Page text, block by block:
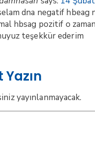
dna negatif
hbsag pozitif o
teşekkür ederim
Yazın
yayınlanmayacak.